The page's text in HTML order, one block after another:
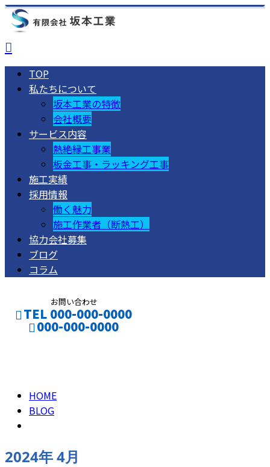
TOP
私たちについて
坂本工業の特徴
会社概要
サービス内容
熱絶縁工事業
板金工事・ラッキング工事
施工実績
採用情報
働く魅力
施工作業者（断熱工）
協力会社募集
ブログ
コラム
お問い合わせ
TEL 000-000-0000
000-000-0000
HOME
BLOG
2024年 4月